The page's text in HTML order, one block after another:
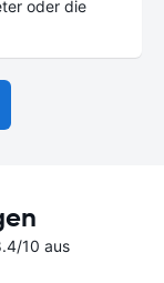
oder die
10 aus